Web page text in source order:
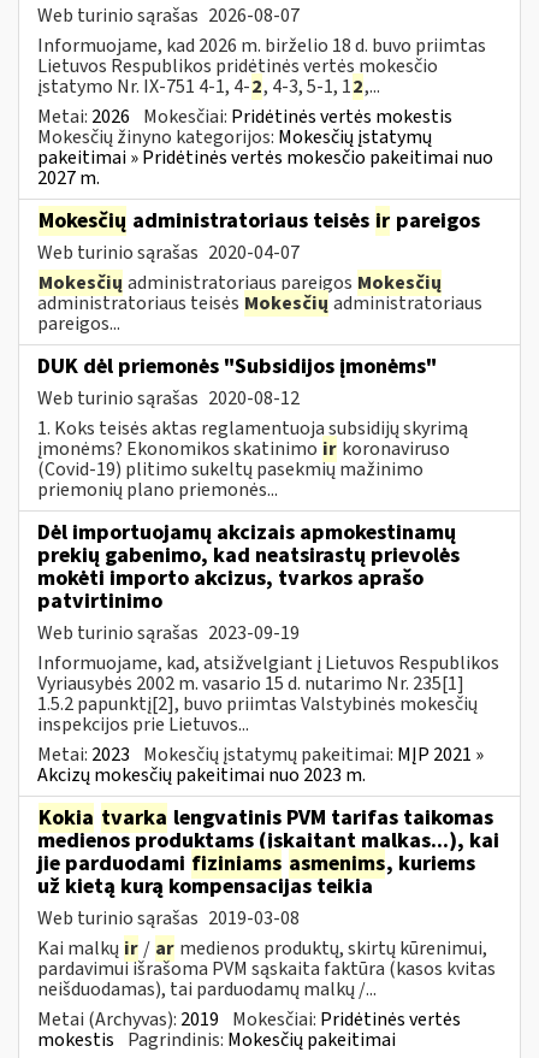
Web turinio sąrašas 2026-08-07
Informuojame, kad 2026 m. birželio 18 d. buvo priimtas
Lietuvos Respublikos pridėtinės vertės mokesčio
įstatymo Nr. IX-751 4-1, 4-2, 4-3, 5-1, 12,...
Metai: 2026 Mokesčiai: Pridėtinės vertės mokestis
Mokesčių žinyno kategorijos: Mokesčių įstatymų
pakeitimai » Pridėtinės vertės mokesčio pakeitimai nuo
2027 m.
Mokesčių administratoriaus teisės ir pareigos
Web turinio sąrašas 2020-04-07
Mokesčių administratoriaus pareigos Mokesčių
administratoriaus teisės Mokesčių administratoriaus
pareigos...
DUK dėl priemonės "Subsidijos įmonėms"
Web turinio sąrašas 2020-08-12
1. Koks teisės aktas reglamentuoja subsidijų skyrimą
įmonėms? Ekonomikos skatinimo ir koronaviruso
(Covid-19) plitimo sukeltų pasekmių mažinimo
priemonių plano priemonės...
Dėl importuojamų akcizais apmokestinamų
prekių gabenimo, kad neatsirastų prievolės
mokėti importo akcizus, tvarkos aprašo
patvirtinimo
Web turinio sąrašas 2023-09-19
Informuojame, kad, atsižvelgiant į Lietuvos Respublikos
Vyriausybės 2002 m. vasario 15 d. nutarimo Nr. 235[1]
1.5.2 papunktį[2], buvo priimtas Valstybinės mokesčių
inspekcijos prie Lietuvos...
Metai: 2023 Mokesčių įstatymų pakeitimai: MĮP 2021 »
Akcizų mokesčių pakeitimai nuo 2023 m.
Kokia tvarka lengvatinis PVM tarifas taikomas
medienos produktams (įskaitant malkas...), kai
jie parduodami fiziniams asmenims, kuriems
už kietą kurą kompensacijas teikia
Web turinio sąrašas 2019-03-08
Kai malkų ir / ar medienos produktų, skirtų kūrenimui,
pardavimui išrašoma PVM sąskaita faktūra (kasos kvitas
neišduodamas), tai parduodamų malkų /...
Metai (Archyvas): 2019 Mokesčiai: Pridėtinės vertės
mokestis Pagrindinis: Mokesčių pakeitimai